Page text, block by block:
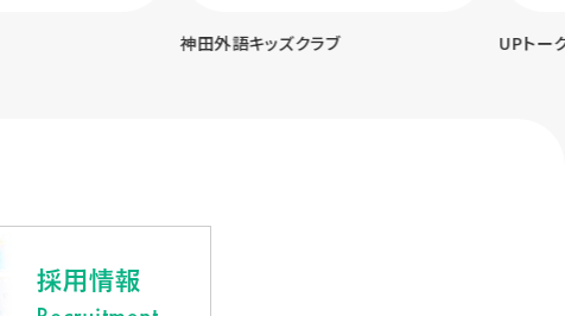
神田外語キッズクラブ